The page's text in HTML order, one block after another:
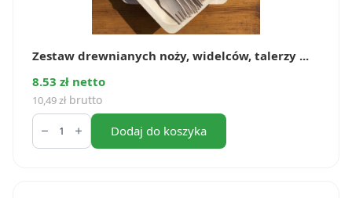
Zestaw drewnianych noży, widelców, talerzy ...
8.53 zł netto
10,49zł brutto
ilość
Zestaw
drewnianych
Dodaj do koszyka